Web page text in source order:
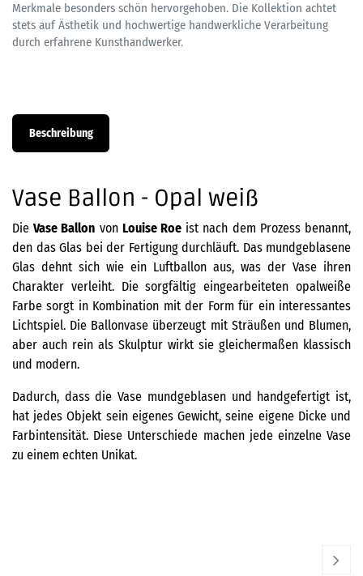
Merkmale besonders schön hervorgehoben. Die Kollektion achtet
stets auf Ästhetik und hochwertige handwerkliche Verarbeitung
durch erfahrene Kunsthandwerker.
Beschreibung
Vase Ballon - Opal weiß
DieVase Ballon von Louise Roe ist nach dem Prozess benannt,
den das Glas bei der Fertigung durchläuft. Das mundgeblasene
Glas dehnt sich wie ein Luftballon aus, was der Vase ihren
Charakter verleiht. Die sorgfältig eingearbeiteten opalweiße
Farbe sorgt in Kombination mit der Form für ein interessantes
Lichtspiel. Die Ballonvase überzeugt mit Sträußen und Blumen,
aber auch rein als Skulptur wirkt sie gleichermaßen klassisch
und modern.
Dadurch, dass die Vase mundgeblasen und handgefertigt ist,
hat jedes Objekt sein eigenes Gewicht, seine eigene Dicke und
Farbintensität. Diese Unterschiede machen jede einzelne Vase
zu einem echten Unikat.